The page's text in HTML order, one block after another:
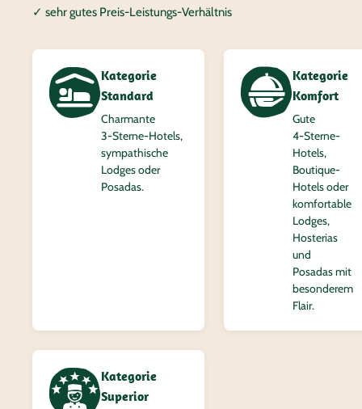
✓ sehr gutes Preis-Leistungs-Verhältnis
Kategorie
Standard
Charmante
3‑Sterne-Hotels,
sympathische
Lodges oder
Posadas.
Kategorie
Komfort
Gute
4‑Sterne-
Hotels,
Boutique-
Hotels oder
komfortable
Lodges,
Hosterias
und
Posadas mit
besonderem
Flair.
Kategorie
Superior